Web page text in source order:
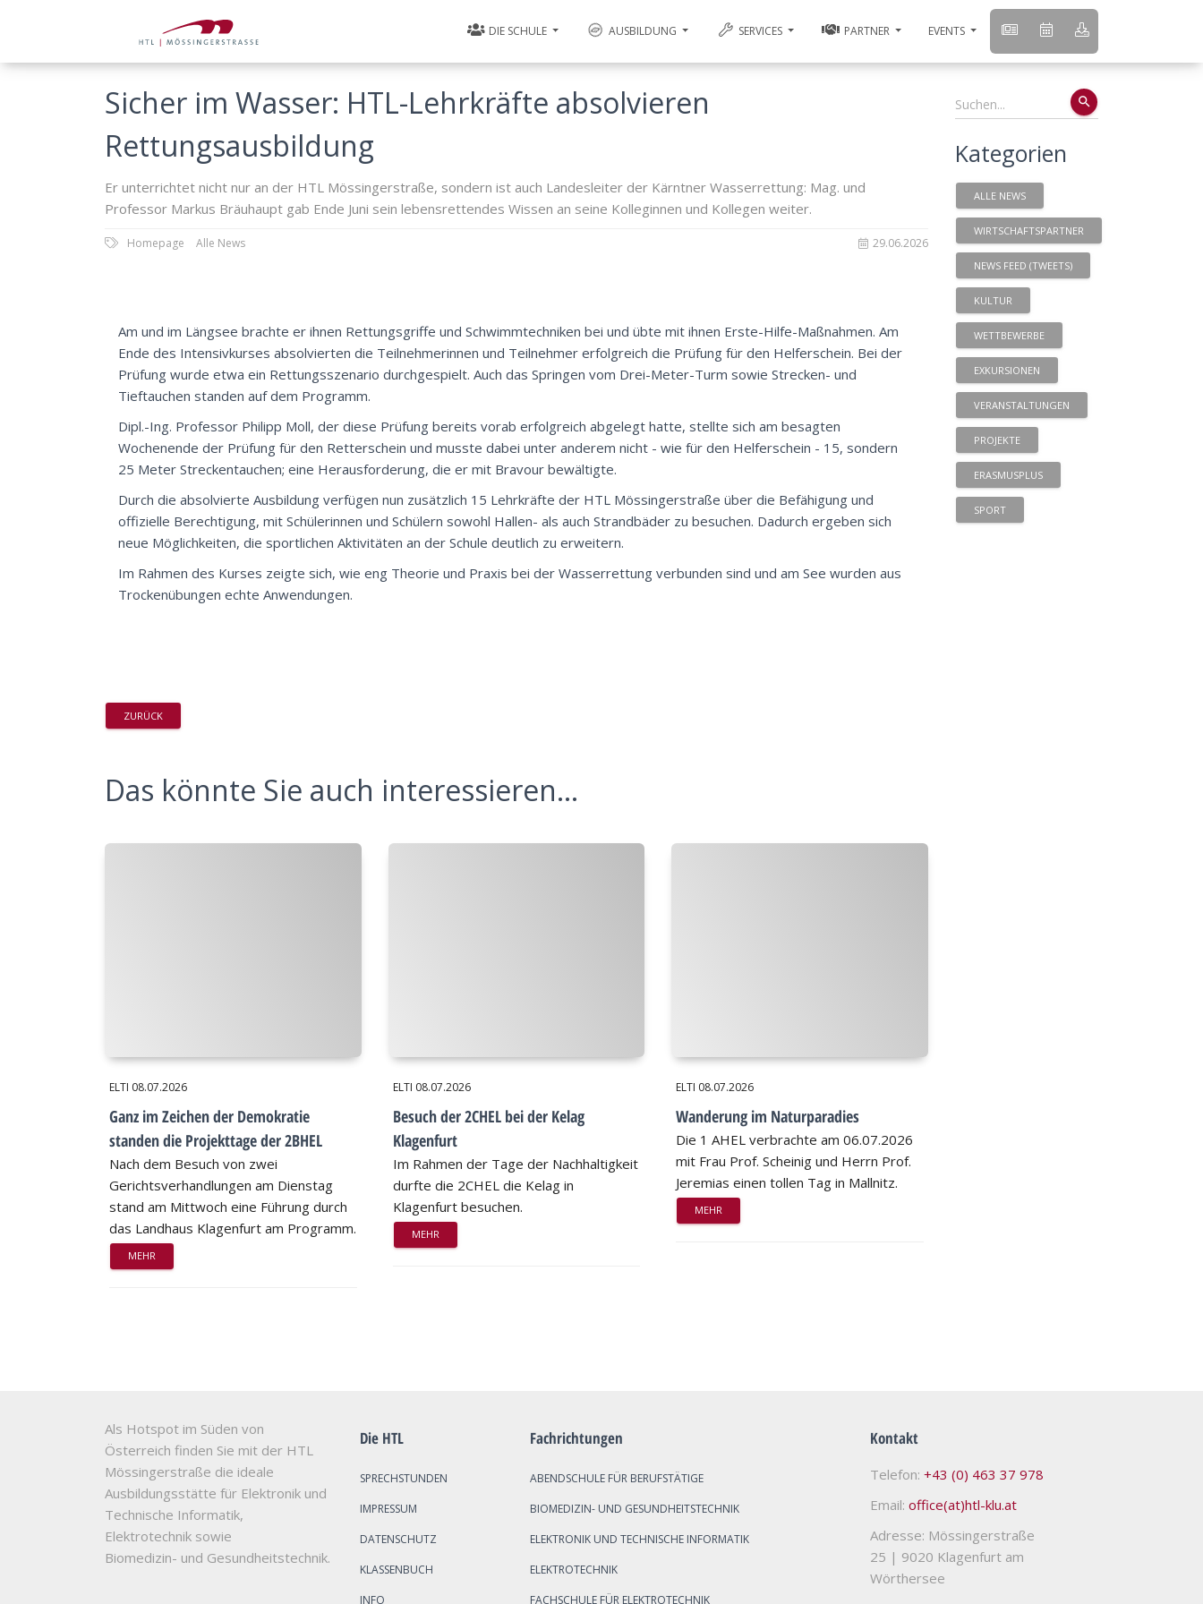
DIE SCHULE AUSBILDUNG SERVICES PARTNER EVENTS
Sicher im Wasser: HTL-Lehrkräfte absolvieren
Rettungsausbildung
Er unterrichtet nicht nur an der HTL Mössingerstraße, sondern ist auch Landesleiter der Kärntner Wasserrettung: Mag. und
Professor Markus Bräuhaupt gab Ende Juni sein lebensrettendes Wissen an seine Kolleginnen und Kollegen weiter.
29.06.2026
Homepage Alle News
Am und im Längsee brachte er ihnen Rettungsgriffe und Schwimmtechniken bei und übte mit ihnen Erste-Hilfe-Maßnahmen. Am
Ende des Intensivkurses absolvierten die Teilnehmerinnen und Teilnehmer erfolgreich die Prüfung für den Helferschein. Bei der
Prüfung wurde etwa ein Rettungsszenario durchgespielt. Auch das Springen vom Drei-Meter-Turm sowie Strecken- und
Tieftauchen standen auf dem Programm.
Dipl.-Ing. Professor Philipp Moll, der diese Prüfung bereits vorab erfolgreich abgelegt hatte, stellte sich am besagten
Wochenende der Prüfung für den Retterschein und musste dabei unter anderem nicht - wie für den Helferschein - 15, sondern
25 Meter Streckentauchen; eine Herausforderung, die er mit Bravour bewältigte.
Durch die absolvierte Ausbildung verfügen nun zusätzlich 15 Lehrkräfte der HTL Mössingerstraße über die Befähigung und
offizielle Berechtigung, mit Schülerinnen und Schülern sowohl Hallen- als auch Strandbäder zu besuchen. Dadurch ergeben sich
neue Möglichkeiten, die sportlichen Aktivitäten an der Schule deutlich zu erweitern.
Im Rahmen des Kurses zeigte sich, wie eng Theorie und Praxis bei der Wasserrettung verbunden sind und am See wurden aus
Trockenübungen echte Anwendungen.
ZURÜCK
Das könnte Sie auch interessieren...
ELTI 08.07.2026
Ganz im Zeichen der Demokratie
standen die Projekttage der 2BHEL
Nach dem Besuch von zwei
Gerichtsverhandlungen am Dienstag
stand am Mittwoch eine Führung durch
das Landhaus Klagenfurt am Programm.
MEHR
ELTI 08.07.2026
Besuch der 2CHEL bei der Kelag
Klagenfurt
Im Rahmen der Tage der Nachhaltigkeit
durfte die 2CHEL die Kelag in
Klagenfurt besuchen.
MEHR
ELTI 08.07.2026
Wanderung im Naturparadies
Die 1 AHEL verbrachte am 06.07.2026
mit Frau Prof. Scheinig und Herrn Prof.
Jeremias einen tollen Tag in Mallnitz.
MEHR
search
Kategorien
ALLE NEWS
WIRTSCHAFTSPARTNER
NEWS FEED (TWEETS)
KULTUR
WETTBEWERBE
EXKURSIONEN
VERANSTALTUNGEN
PROJEKTE
ERASMUSPLUS
SPORT
Als Hotspot im Süden von
Österreich finden Sie mit der HTL
Mössingerstraße die ideale
Ausbildungsstätte für Elektronik und
Technische Informatik,
Elektrotechnik sowie
Biomedizin- und Gesundheitstechnik.
Die HTL
SPRECHSTUNDEN
IMPRESSUM
DATENSCHUTZ
KLASSENBUCH
INFO
Fachrichtungen
ABENDSCHULE FÜR BERUFSTÄTIGE
BIOMEDIZIN- UND GESUNDHEITSTECHNIK
ELEKTRONIK UND TECHNISCHE INFORMATIK
ELEKTROTECHNIK
FACHSCHULE FÜR ELEKTROTECHNIK
Kontakt
Telefon: +43 (0) 463 37 978
Email: office(at)htl-klu.at
Adresse: Mössingerstraße
25 | 9020 Klagenfurt am
Wörthersee